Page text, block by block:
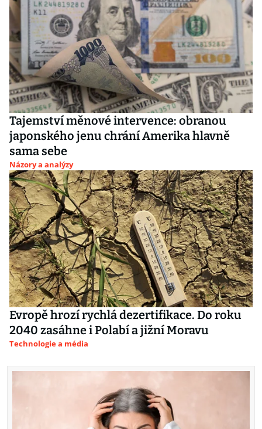
Tajemství měnové intervence: obranou
japonského jenu chrání Amerika hlavně
sama sebe
Názory a analýzy
Evropě hrozí rychlá dezertifikace. Do roku
2040 zasáhne i Polabí a jižní Moravu
Technologie a média